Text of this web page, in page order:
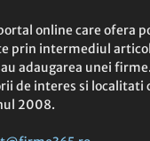
online care ofera
prin intermediul
adaugarea unei
de interes si localitati
2008.